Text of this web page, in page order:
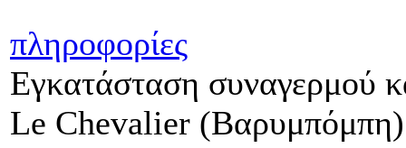
πληροφορίες
Εγκατάσταση συναγερμού
Le Chevalier (Βαρυμπόμπη)